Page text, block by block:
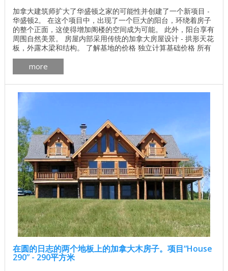
加拿大建筑师扩大了华盛顿之家的可能性并创建了一个新项目 -
华盛顿2。 在这个项目中，出现了一个巨大的阳台，环绕着房子
的整个正面，这使得增加阁楼的空间成为可能。 此外，阳台享有
周围自然美景。 房屋内部采用传统的加拿大房屋设计 - 拱形天花
板，外露木梁和结构。 了解基地的价格 独立计算基础价格 所有
建筑工程在建房和修理房屋 - 找出价格 木屋的最佳项目 墙壁材
料最佳住宅项目 木材： 加拿大雪松 ， 松树 ， 云杉 或 冷杉 。
一楼面积：119.8平方米 二楼面积：88.1平方米 ...
more
在圆的日志的两个地板上的加拿大木房子。项目“House
290” - 290平方米